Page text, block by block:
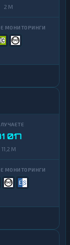
2 M
017
11,2 M